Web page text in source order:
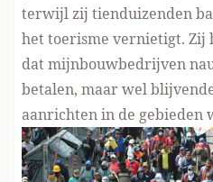
terwijl zij tienduizenden
het toerisme vernietigt. Zij
dat mijnbouwbedrijven
betalen, maar wel
aanrichten in de gebieden